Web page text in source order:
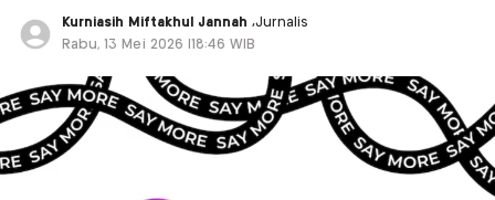
Kurniasih Miftakhul Jannah,Jurnalis
Rabu, 13 Mei 2026 |18:46 WIB